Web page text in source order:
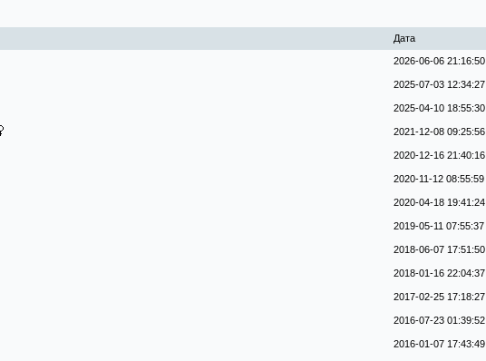
Дата
2026-06-06 21:16:50
2025-07-03 12:34:27
2025-04-10 18:55:30
2021-12-08 09:25:56
2020-12-16 21:40:16
2020-11-12 08:55:59
2020-04-18 19:41:24
2019-05-11 07:55:37
2018-06-07 17:51:50
2018-01-16 22:04:37
2017-02-25 17:18:27
2016-07-23 01:39:52
2016-01-07 17:43:49